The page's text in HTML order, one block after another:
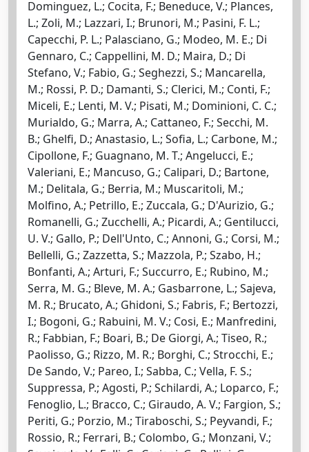
Dominguez, L.; Cocita, F.; Beneduce, V.; Plances,
L.; Zoli, M.; Lazzari, I.; Brunori, M.; Pasini, F. L.;
Capecchi, P. L.; Palasciano, G.; Modeo, M. E.; Di
Gennaro, C.; Cappellini, M. D.; Maira, D.; Di
Stefano, V.; Fabio, G.; Seghezzi, S.; Mancarella,
M.; Rossi, P. D.; Damanti, S.; Clerici, M.; Conti, F.;
Miceli, E.; Lenti, M. V.; Pisati, M.; Dominioni, C. C.;
Murialdo, G.; Marra, A.; Cattaneo, F.; Secchi, M.
B.; Ghelfi, D.; Anastasio, L.; Sofia, L.; Carbone, M.;
Cipollone, F.; Guagnano, M. T.; Angelucci, E.;
Valeriani, E.; Mancuso, G.; Calipari, D.; Bartone,
M.; Delitala, G.; Berria, M.; Muscaritoli, M.;
Molfino, A.; Petrillo, E.; Zuccala, G.; D'Aurizio, G.;
Romanelli, G.; Zucchelli, A.; Picardi, A.; Gentilucci,
U. V.; Gallo, P.; Dell'Unto, C.; Annoni, G.; Corsi, M.;
Bellelli, G.; Zazzetta, S.; Mazzola, P.; Szabo, H.;
Bonfanti, A.; Arturi, F.; Succurro, E.; Rubino, M.;
Serra, M. G.; Bleve, M. A.; Gasbarrone, L.; Sajeva,
M. R.; Brucato, A.; Ghidoni, S.; Fabris, F.; Bertozzi,
I.; Bogoni, G.; Rabuini, M. V.; Cosi, E.; Manfredini,
R.; Fabbian, F.; Boari, B.; De Giorgi, A.; Tiseo, R.;
Paolisso, G.; Rizzo, M. R.; Borghi, C.; Strocchi, E.;
De Sando, V.; Pareo, I.; Sabba, C.; Vella, F. S.;
Suppressa, P.; Agosti, P.; Schilardi, A.; Loparco, F.;
Fenoglio, L.; Bracco, C.; Giraudo, A. V.; Fargion, S.;
Periti, G.; Porzio, M.; Tiraboschi, S.; Peyvandi, F.;
Rossio, R.; Ferrari, B.; Colombo, G.; Monzani, V.;